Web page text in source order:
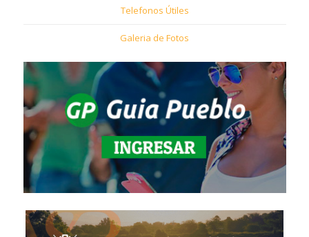
Telefonos Útiles
Galeria de Fotos